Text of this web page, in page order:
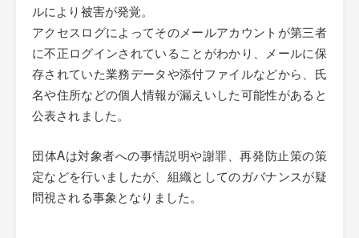
ルにより被害が発覚。
アクセスログによってそのメールアカウントが第三者
に不正ログインされていることがわかり、メールに保
存されていた業務データや添付ファイルなどから、氏
名や住所などの個人情報が漏えいした可能性があると
公表されました。
団体Aは対象者への事情説明や謝罪、再発防止策の策
定などを行いましたが、組織としてのガバナンスが疑
問視される事象となりました。